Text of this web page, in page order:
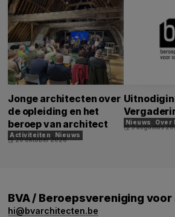
Jonge architecten over
de opleiding en het
beroep van architect
Activiteiten Nieuws
event20 oktober 2026
Nieuws Over
event3 augustus
BVA / Beroepsvereniging
hi@bvarchitecten.be